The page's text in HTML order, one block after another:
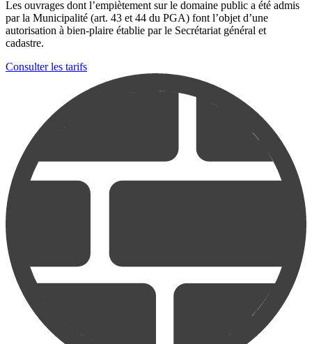
Les ouvrages dont l’empiètement sur le domaine public a été admis
par la Municipalité (art. 43 et 44 du PGA) font l’objet d’une
autorisation à bien-plaire établie par le Secrétariat général et
cadastre.
Consulter les tarifs